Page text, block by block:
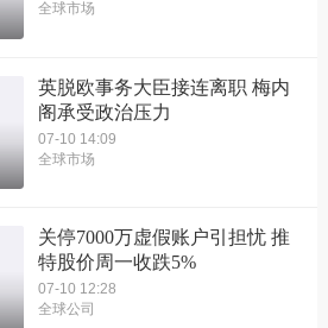
全球市场
英脱欧事务大臣接连离职 梅内
阁承受政治压力
07-10 14:09
全球市场
关停7000万虚假账户引担忧 推
特股价周一收跌5%
07-10 12:28
全球公司